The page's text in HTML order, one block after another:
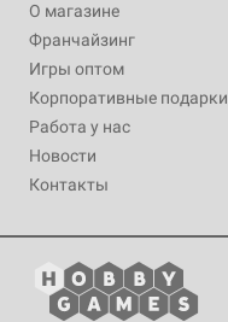
О магазине
Франчайзинг
Игры оптом
Корпоративные подарки
Работа у нас
Новости
Контакты